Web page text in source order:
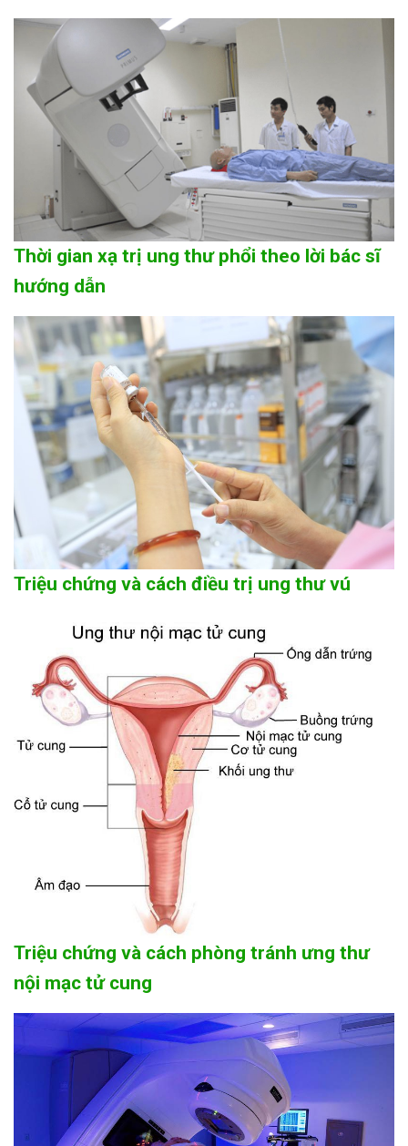
Thời gian xạ trị ung thư phổi theo lời bác sĩ
hướng dẫn
Triệu chứng và cách điều trị ung thư vú
Triệu chứng và cách phòng tránh ưng thư
nội mạc tử cung